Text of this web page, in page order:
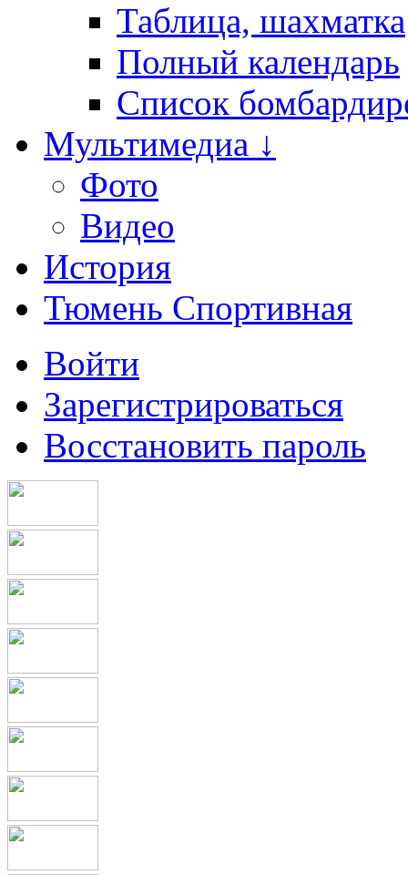
Таблица, шахматка
Полный календарь
Список
Мультимедиа ↓
Фото
Видео
История
Тюмень Спортивная
Войти
Зарегистрироваться
Восстановить пароль